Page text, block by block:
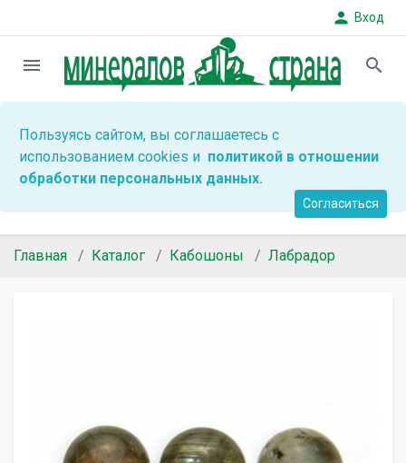
person Вход
menu search
Пользуясь сайтом, вы соглашаетесь с
использованием cookies и политикой в отношении
обработки персональных данных.
Согласиться
Главная Каталог Кабошоны Лабрадор